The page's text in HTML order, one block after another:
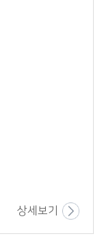
상세보기